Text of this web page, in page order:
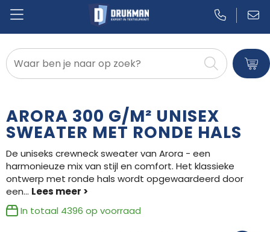
Badtextiel en Douche
Bodywarmers
Broeken en Rokken
Caps, Hoeden en Mutsen
Dekens, Fleecedekens en Kussens
ARORA 300 G/M² UNISEX
SWEATER MET RONDE HALS
De uniseks crewneck sweater van Arora - een
harmonieuze mix van stijl en comfort. Het klassieke
ontwerp met ronde hals wordt opgewaardeerd door
een...
In totaal 4396 op voorraad